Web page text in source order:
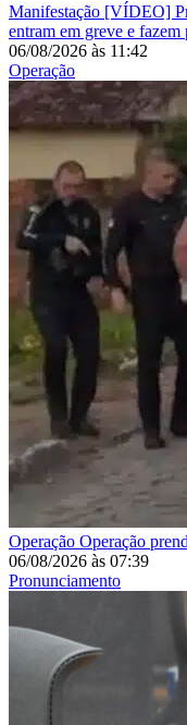
Manifestação [VÍDEO]
entram em greve e
06/08/2026 às 11:42
Operação
Operação Operação
06/08/2026 às 07:39
Pronunciamento